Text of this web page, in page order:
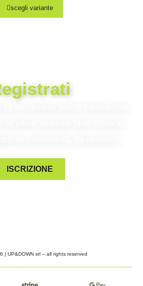
scegli variante
ISCRIZIONE
| UP&DOWN srl – all rights reserved